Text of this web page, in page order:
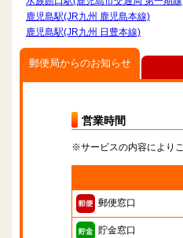
鹿児島駅(JR九州 鹿児島本線)
鹿児島駅(JR九州 日豊本線)
郵便局からのお知らせ
営業時間
※サービスの内容により
郵便窓口
貯金窓口